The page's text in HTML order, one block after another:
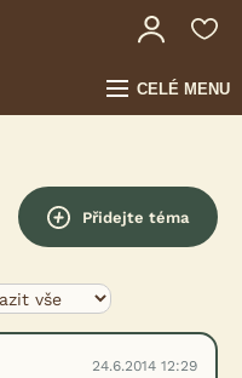
CELÉ MENU
Přidejte téma
24.6.2014 12:29